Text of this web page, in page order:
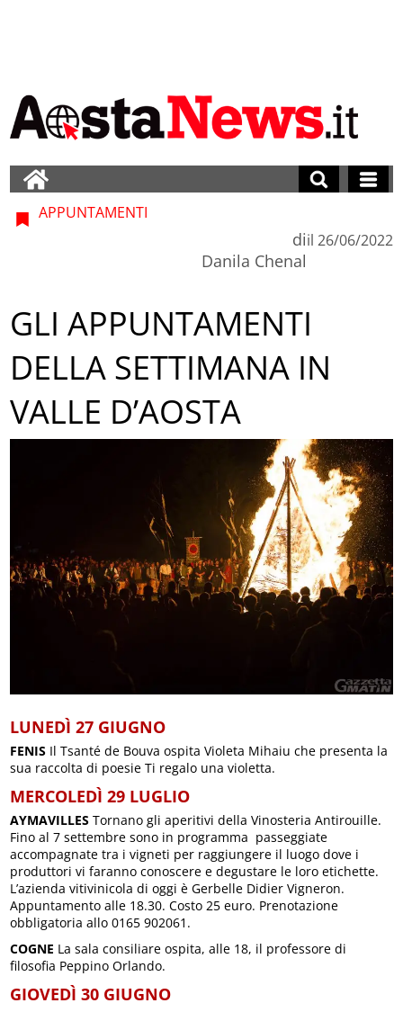
APPUNTAMENTI
di
Danila Chenal
il 26/06/2022
GLI APPUNTAMENTI
DELLA SETTIMANA IN
VALLE D’AOSTA
LUNEDÌ 27 GIUGNO
FENIS Il Tsanté de Bouva ospita Violeta Mihaiu che presenta la
sua raccolta di poesie Ti regalo una violetta.
MERCOLEDÌ 29 LUGLIO
AYMAVILLES Tornano gli aperitivi della Vinosteria Antirouille.
Fino al 7 settembre sono in programma passeggiate
accompagnate tra i vigneti per raggiungere il luogo dove i
produttori vi faranno conoscere e degustare le loro etichette.
L’azienda vitivinicola di oggi è Gerbelle Didier Vigneron.
Appuntamento alle 18.30. Costo 25 euro. Prenotazione
obbligatoria allo 0165 902061.
COGNE La sala consiliare ospita, alle 18, il professore di
filosofia Peppino Orlando.
GIOVEDÌ 30 GIUGNO